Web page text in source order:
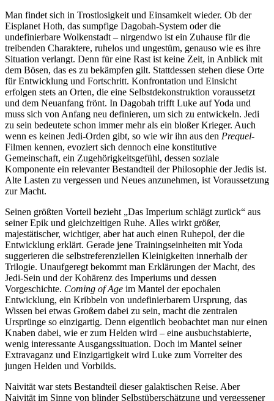
Man findet sich in Trostlosigkeit und Einsamkeit wieder. Ob der
Eisplanet Hoth, das sumpfige Dagobah-System oder die
undefinierbare Wolkenstadt – nirgendwo ist ein Zuhause für die
treibenden Charaktere, ruhelos und ungestüm, genauso wie es ihre
Situation verlangt. Denn für eine Rast ist keine Zeit, in Anblick mit
dem Bösen, das es zu bekämpfen gilt. Stattdessen stehen diese Orte
für Entwicklung und Fortschritt. Konfrontation und Einsicht
erfolgen stets an Orten, die eine Selbstdekonstruktion voraussetzt
und dem Neuanfang frönt. In Dagobah trifft Luke auf Yoda und
muss sich von Anfang neu definieren, um sich zu entwickeln. Jedi
zu sein bedeutete schon immer mehr als ein bloßer Krieger. Auch
wenn es keinen Jedi-Orden gibt, so wie wir ihn aus den Prequel-
Filmen kennen, evoziert sich dennoch eine konstitutive
Gemeinschaft, ein Zugehörigkeitsgefühl, dessen soziale
Komponente ein relevanter Bestandteil der Philosophie der Jedis ist.
Alte Lasten zu vergessen und Neues anzunehmen, ist Voraussetzung
zur Macht.
Seinen größten Vorteil bezieht „Das Imperium schlägt zurück“ aus
seiner Epik und gleichzeitigen Ruhe. Alles wirkt größer,
majestätischer, wichtiger, aber hat auch einen Ruhepol, der die
Entwicklung erklärt. Gerade jene Trainingseinheiten mit Yoda
suggerieren die selbstreferenziellen Kleinigkeiten innerhalb der
Trilogie. Unaufgeregt bekommt man Erklärungen der Macht, des
Jedi-Sein und der Kohärenz des Imperiums und dessen
Vorgeschichte. Coming of Age im Mantel der epochalen
Entwicklung, ein Kribbeln von undefinierbarem Ursprung, das
Wissen bei etwas Großem dabei zu sein, macht die zentralen
Ursprünge so einzigartig. Denn eigentlich beobachtet man nur einen
Knaben dabei, wie er zum Helden wird – eine ausbuchstabierte,
wenig interessante Ausgangssituation. Doch im Mantel seiner
Extravaganz und Einzigartigkeit wird Luke zum Vorreiter des
jungen Helden und Vorbilds.
Naivität war stets Bestandteil dieser galaktischen Reise. Aber
Naivität im Sinne von blinder Selbstüberschätzung und vergessener